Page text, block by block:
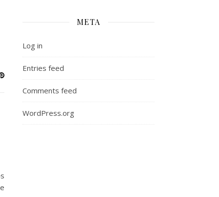
META
Log in
Entries feed
Comments feed
WordPress.org